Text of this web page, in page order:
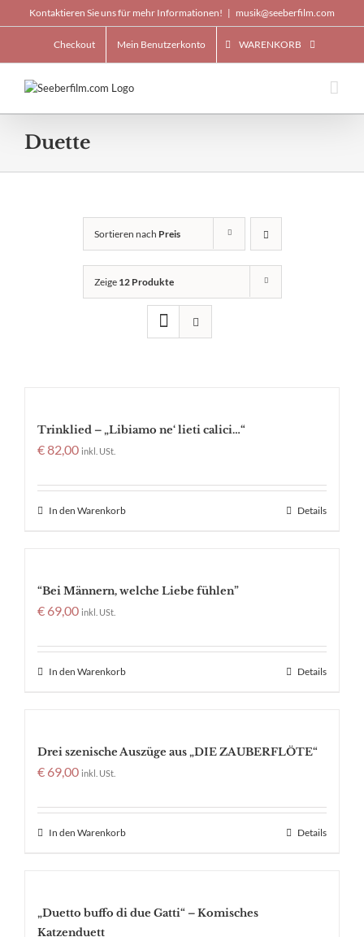
to
Kontaktieren Sie uns für mehr Informationen! | musik@seeberfilm.com
Checkout Mein Benutzerkonto WARENKORB
Duette
Sortieren nach Preis
Zeige 12 Produkte
Trinklied – „Libiamo ne‘ lieti calici…“
€82,00 inkl. USt.
In den Warenkorb Details
“Bei Männern, welche Liebe fühlen”
€ 69,00 inkl. USt.
In den Warenkorb Details
Drei szenische Auszüge aus „DIE ZAUBERFLÖTE“
€ 69,00 inkl. USt.
In den Warenkorb Details
„Duetto buffo di due Gatti“ – Komisches
Katzenduett